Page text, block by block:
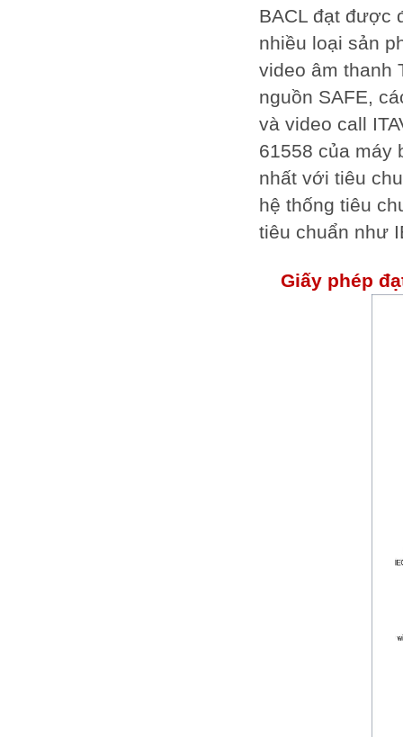
BACL đạt được
nhiều loại sản
video âm thanh
nguồn SAFE,
và video call
61558 của máy
nhất với tiêu
hệ thống tiêu
tiêu chuẩn như
Giấy phép